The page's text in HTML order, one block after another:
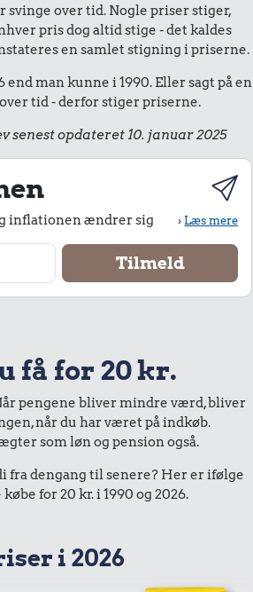
svinge over tid. Nogle priser stiger,
pris dog altid stige - det kaldes
en samlet stigning i priserne.
man kunne i 1990. Eller sagt på en
tid - derfor stiger priserne.
senest opdateret 10. januar 2025
inflationen ændrer sig ›Læs mere
få for 20 kr.
pengene bliver mindre værd, bliver
når du har været på indkøb.
som løn og pension også.
dengang til senere? Her er ifølge
for 20 kr. i 1990 og 2026.
i 2026